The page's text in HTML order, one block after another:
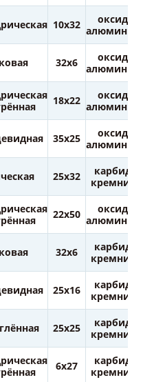
10х32
оксид
алюминия
32х6
оксид
алюминия
18х22
оксид
алюминия
35х25
оксид
алюминия
25х32
карбид
кремния
22х50
оксид
алюминия
32х6
карбид
кремния
25х16
карбид
кремния
25х25
карбид
кремния
6х27
карбид
кремния